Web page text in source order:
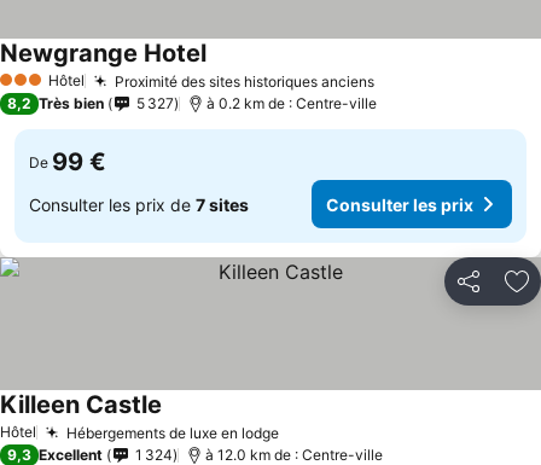
3 ÉtoilesHôtel Proximité des sites historiques anciens
Newgrange Hotel
8,2 Très bien 5 327 à 0.2 km de : Centre-ville
De 99 €
Consulter les prix de 7 sites Consulter les prix
Partager
Hôtel Hébergements de luxe en lodge
Killeen Castle
9,3 Excellent 1 324 à 12.0 km de : Centre-ville